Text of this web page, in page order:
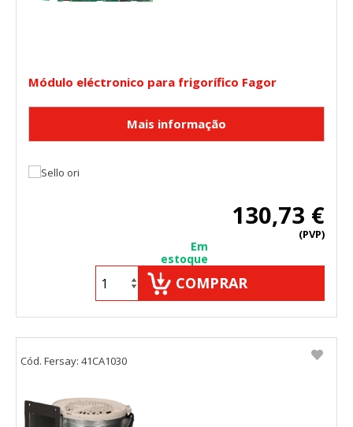
Módulo eléctronico para frigorífico Fagor
130,73 €
(PVP)
Em
estoque
COMPRAR
Cód. Fersay: 41CA1030